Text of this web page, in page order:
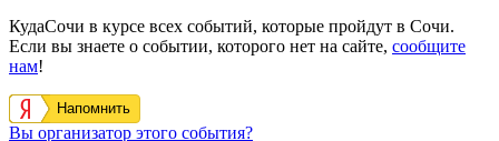
КудаСочи в курсе всех событий, которые пройдут в Сочи.
Если вы знаете о событии, которого нет на сайте, сообщите
нам!
Напомнить
Вы организатор этого события?